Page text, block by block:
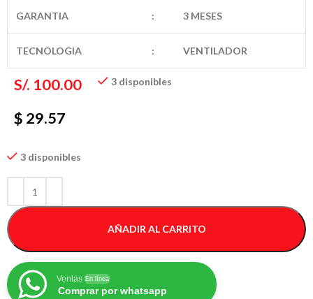
GARANTIA : 3 MESES
TECNOLOGIA : VENTILADOR
S/. 100.00
$ 29.57
3 disponibles
3 disponibles
AÑADIR AL CARRITO
Ventas En línea
Comprar por whatsapp